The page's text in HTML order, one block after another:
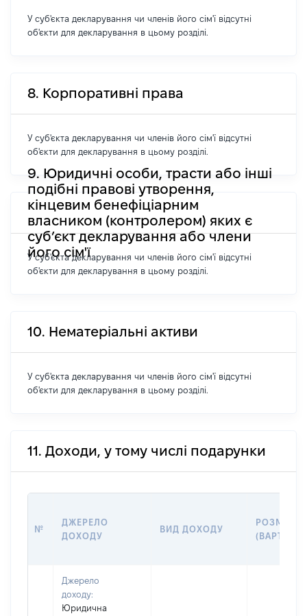
У суб'єкта декларування чи членів його сім'ї відсутні
об'єкти для декларування в цьому розділі.
8. Корпоративні права
У суб'єкта декларування чи членів його сім'ї відсутні
об'єкти для декларування в цьому розділі.
9. Юридичні особи, трасти або інші
подібні правові утворення,
кінцевим бенефіціарним
власником (контролером) яких є
суб’єкт декларування або члени
його сім'ї
У суб'єкта декларування чи членів його сім'ї відсутні
об'єкти для декларування в цьому розділі.
10. Нематеріальні активи
У суб'єкта декларування чи членів його сім'ї відсутні
об'єкти для декларування в цьому розділі.
11. Доходи, у тому числі подарунки
№
ДЖЕРЕЛО
ДОХОДУ
ВИД ДОХОДУ
РОЗМІР
Джерело
доходу:
Юридична